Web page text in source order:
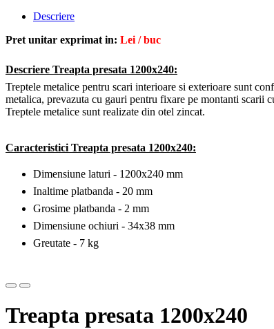
Descriere
Pret unitar exprimat in: Lei / buc
Descriere Treapta presata 1200x240:
Treptele metalice pentru scari interioare si exterioare sunt
metalica, prevazuta cu gauri pentru fixare pe montanti scarii
Treptele metalice sunt realizate din otel zincat.
Caracteristici Treapta presata 1200x240:
Dimensiune laturi - 1200x240 mm
Inaltime platbanda - 20 mm
Grosime platbanda - 2 mm
Dimensiune ochiuri - 34x38 mm
Greutate - 7 kg
Treapta presata 1200x240